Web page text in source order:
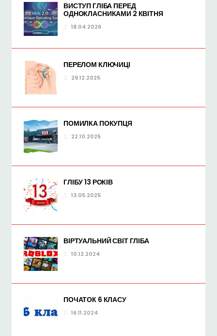
ВИСТУП ГЛІБА ПЕРЕД
ОДНОКЛАСНИКАМИ 2 КВІТНЯ
18.04.2026
ПЕРЕЛОМ КЛЮЧИЦІ
29.12.2025
ПОМИЛКА ПОКУПЦЯ
22.10.2025
ГЛІБУ 13 РОКІВ
13.05.2025
ВІРТУАЛЬНИЙ СВІТ ГЛІБА
10.12.2024
ПОЧАТОК 6 КЛАСУ
16.11.2024